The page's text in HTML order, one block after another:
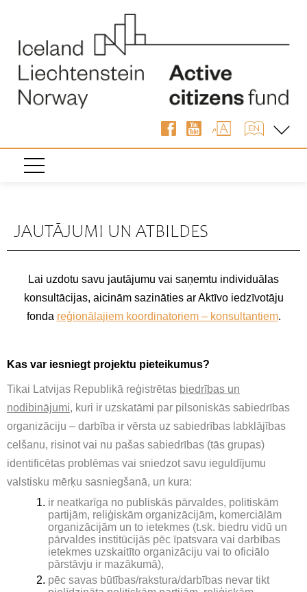
JAUTĀJUMI UN ATBILDES
Lai uzdotu savu jautājumu vai saņemtu individuālas
konsultācijas, aicinām sazināties ar Aktīvo iedzīvotāju
fonda reģionālajiem koordinatoriem – konsultantiem.
Kas var iesniegt projektu pieteikumus?
Tikai Latvijas Republikā reģistrētas biedrības un
nodibinājumi, kuri ir uzskatāmi par pilsoniskās sabiedrības
organizāciju – darbība ir vērsta uz sabiedrības labklājības
celšanu, risinot vai nu pašas sabiedrības (tās grupas)
identificētas problēmas vai sniedzot savu ieguldījumu
valstisku mērķu sasniegšanā, un kura:
ir neatkarīga no publiskās pārvaldes, politiskām
partijām, reliģiskām organizācijām, komerciālām
organizācijām un to ietekmes (t.sk. biedru vidū un
pārvaldes institūcijās pēc īpatsvara vai darbības
ietekmes uzskaitīto organizāciju vai to oficiālo
pārstāvju ir mazākumā),
pēc savas būtības/rakstura/darbības nevar tikt